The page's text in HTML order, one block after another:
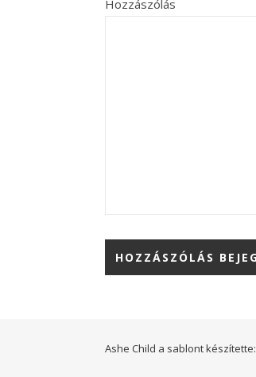
Hozzászólás
Ashe Child a sablont készítette: